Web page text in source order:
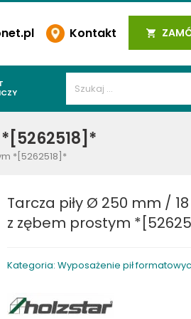
Kontakt
*[5262518]*
Tarcza piły Ø 250 mm /
z zębem prostym
Kategoria: Wyposażenie pił